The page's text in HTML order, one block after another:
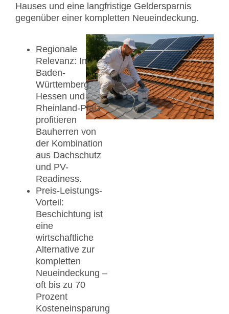
Hauses und eine langfristige Geldersparnis
gegenüber einer kompletten Neueindeckung.
Regionale
Relevanz: In
Baden-
Württemberg,
Hessen und
Rheinland-Pfalz
profitieren
Bauherren von
der Kombination
aus Dachschutz
und PV-
Readiness.
Preis-Leistungs-
Vorteil:
Beschichtung ist
eine
wirtschaftliche
Alternative zur
kompletten
Neueindeckung –
oft bis zu 70
Prozent
Kosteneinsparung